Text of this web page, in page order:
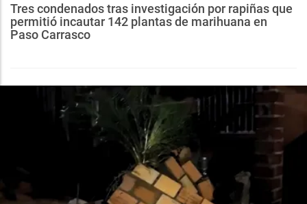
Tres condenados tras investigación por rapiñas que
permitió incautar 142 plantas de marihuana en
Paso Carrasco